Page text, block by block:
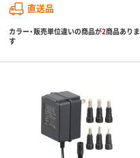
直送品
カラー・販売単位違いの商品が2商品ありま
す